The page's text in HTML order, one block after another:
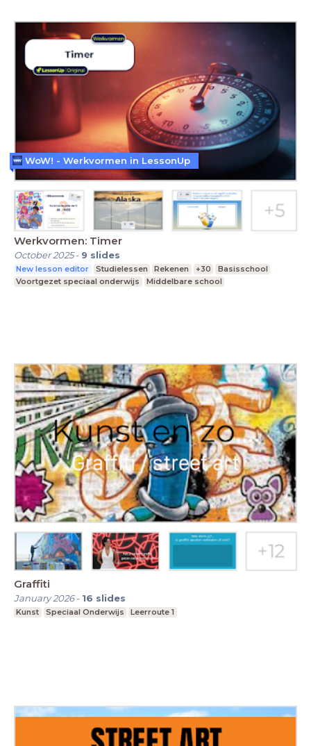
Werkvormen: Timer
October 2025- 9 slides
New lesson editor Studielessen Rekenen +30
Basisschool
Voortgezet speciaal onderwijs
Middelbare school
WoW! - Werkvormen in LessonUp
Graffiti
January 2026- 16 slides
Kunst Speciaal Onderwijs Leerroute 1